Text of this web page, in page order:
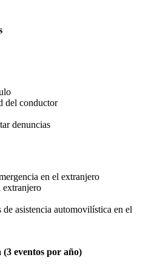
del conductor
denuncias
en el extranjero
extranjero
de asistencia automovilística en el
eventos por año)